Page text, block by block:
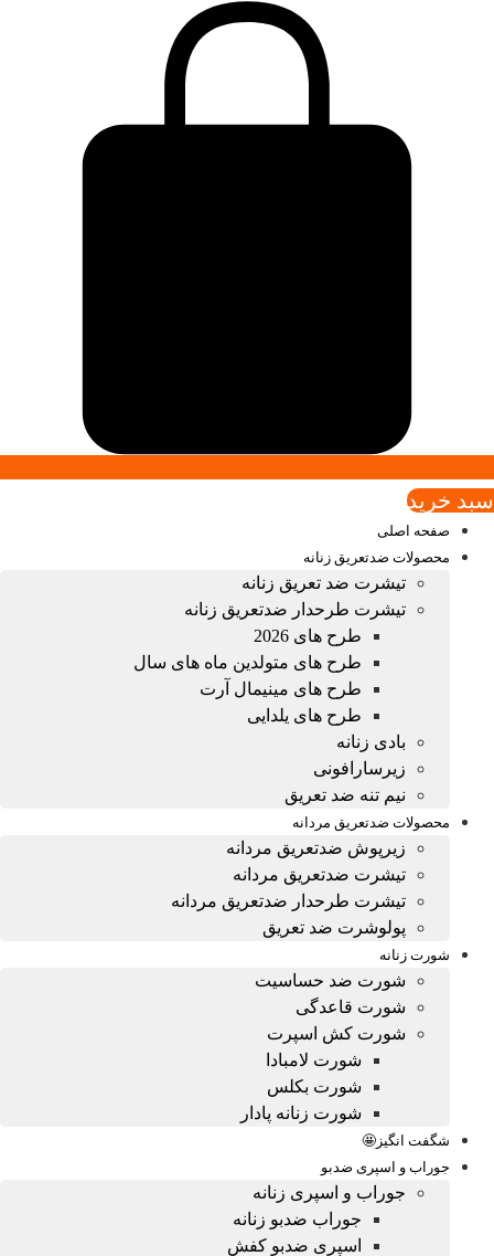
سبد خريد
صفحه اصلی
محصولات ضدتعریق زنانه
تیشرت ضد تعریق زنانه
تیشرت طرحدار ضدتعریق زنانه
طرح های 2026
طرح های متولدین ماه های سال
طرح های مینیمال آرت
طرح های یلدایی
بادی زنانه
زیرسارافونی
نیم تنه ضد تعریق
محصولات ضدتعریق مردانه
زیرپوش ضدتعریق مردانه
تیشرت ضدتعریق مردانه
تیشرت طرحدار ضدتعریق مردانه
پولوشرت ضد تعریق
شورت زنانه
شورت ضد حساسیت
شورت قاعدگی
شورت کش اسپرت
شورت لامبادا
شورت بکلس
شورت زنانه پادار
شگفت انگیز🤩
جوراب و اسپری ضدبو
جوراب و اسپری زنانه
جوراب ضدبو زنانه
اسپری ضدبو کفش